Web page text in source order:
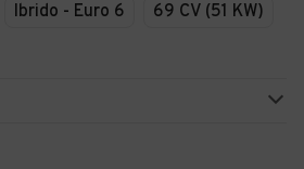
Ibrido - Euro 6
69 CV (51 KW)